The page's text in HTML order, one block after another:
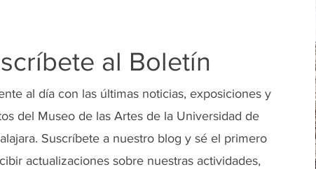
al Boletín
al día con las últimas noticias, exposiciones y
del Museo de las Artes de la Universidad de
Suscríbete a nuestro blog y sé el primero
actualizaciones sobre nuestras actividades,